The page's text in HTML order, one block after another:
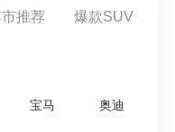
推荐 爆款SUV
宝马 奥迪